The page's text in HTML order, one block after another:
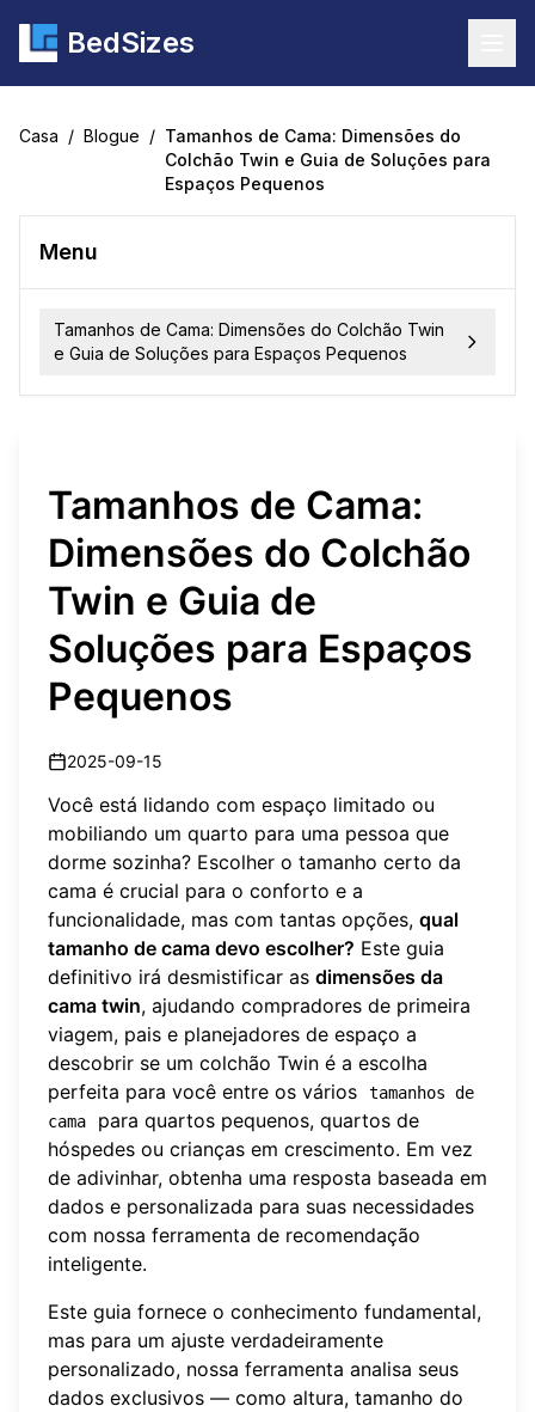
BedSizes
Casa / Blogue / Tamanhos de Cama: Dimensões do
Colchão Twin e Guia de Soluções para
Espaços Pequenos
Menu
Tamanhos de Cama: Dimensões do Colchão Twin
e Guia de Soluções para Espaços Pequenos
Tamanhos de Cama:
Dimensões do Colchão
Twin e Guia de
Soluções para Espaços
Pequenos
2025-09-15
Você está lidando com espaço limitado ou
mobiliando um quarto para uma pessoa que
dorme sozinha? Escolher o tamanho certo da
cama é crucial para o conforto e a
funcionalidade, mas com tantas opções, qual
tamanho de cama devo escolher? Este guia
definitivo irá desmistificar as dimensões da
cama twin, ajudando compradores de primeira
viagem, pais e planejadores de espaço a
descobrir se um colchão Twin é a escolha
perfeita para você entre os vários
tamanhos de
cama
para quartos pequenos, quartos de
hóspedes ou crianças em crescimento. Em vez
de adivinhar, obtenha uma resposta baseada em
dados e personalizada para suas necessidades
com nossa ferramenta de recomendação
inteligente.
Este guia fornece o conhecimento fundamental,
mas para um ajuste verdadeiramente
personalizado, nossa ferramenta analisa seus
dados exclusivos — como altura, tamanho do